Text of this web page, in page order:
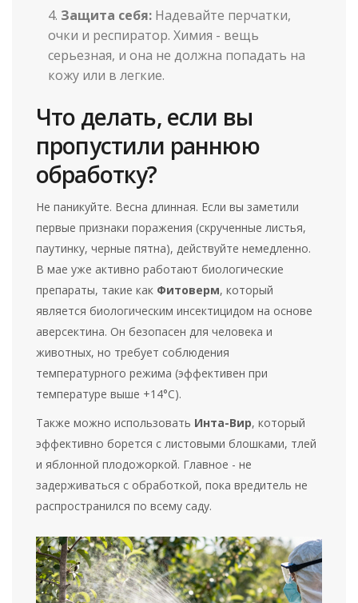
Защита себя: Надевайте перчатки,
очки и респиратор. Химия - вещь
серьезная, и она не должна попадать на
кожу или в легкие.
Что делать, если вы
пропустили раннюю
обработку?
Не паникуйте. Весна длинная. Если вы заметили
первые признаки поражения (скрученные листья,
паутинку, черные пятна), действуйте немедленно.
В мае уже активно работают биологические
препараты, такие как Фитоверм, который
является биологическим инсектицидом на основе
аверсектина. Он безопасен для человека и
животных, но требует соблюдения
температурного режима (эффективен при
температуре выше +14°C).
Также можно использовать Инта-Вир, который
эффективно борется с листовыми блошками, тлей
и яблонной плодожоркой. Главное - не
задерживаться с обработкой, пока вредитель не
распространился по всему саду.